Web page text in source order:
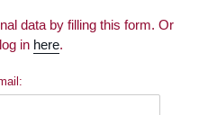
data by filling this form. Or
in here.